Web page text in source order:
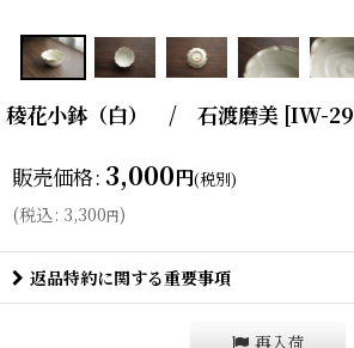
稜花小鉢（白） / 石渡磨美 [IW-29
販売価格: 3,000円(税別)
(税込: 3,300円)
返品特約に関する重要事項
再入荷